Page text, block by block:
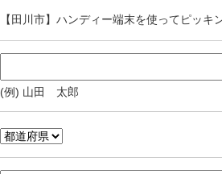
【田川市】ハンディー端末を使ってピッ
(例) 山田 太郎